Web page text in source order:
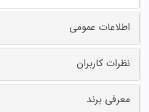
اطلاعات عمومی
نظرات کاربران
معرفی برند